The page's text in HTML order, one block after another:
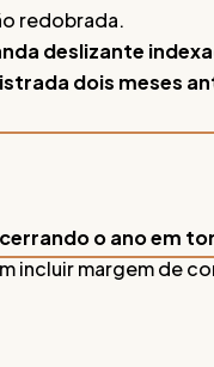
redobrada.
deslizante
dois meses
o ano em
incluir margem de